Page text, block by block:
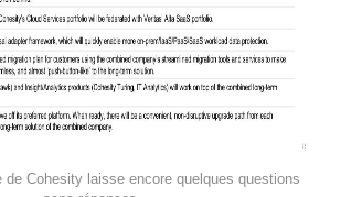
de Cohesity laisse encore quelques questions